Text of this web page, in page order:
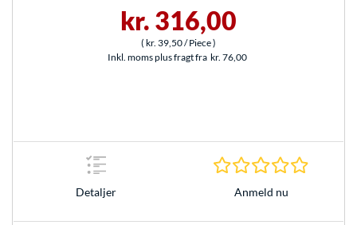
kr. 316,00
( kr. 39,50/ Piece)
Inkl. moms plus fragt fra kr. 76,00
Detaljer Anmeld nu